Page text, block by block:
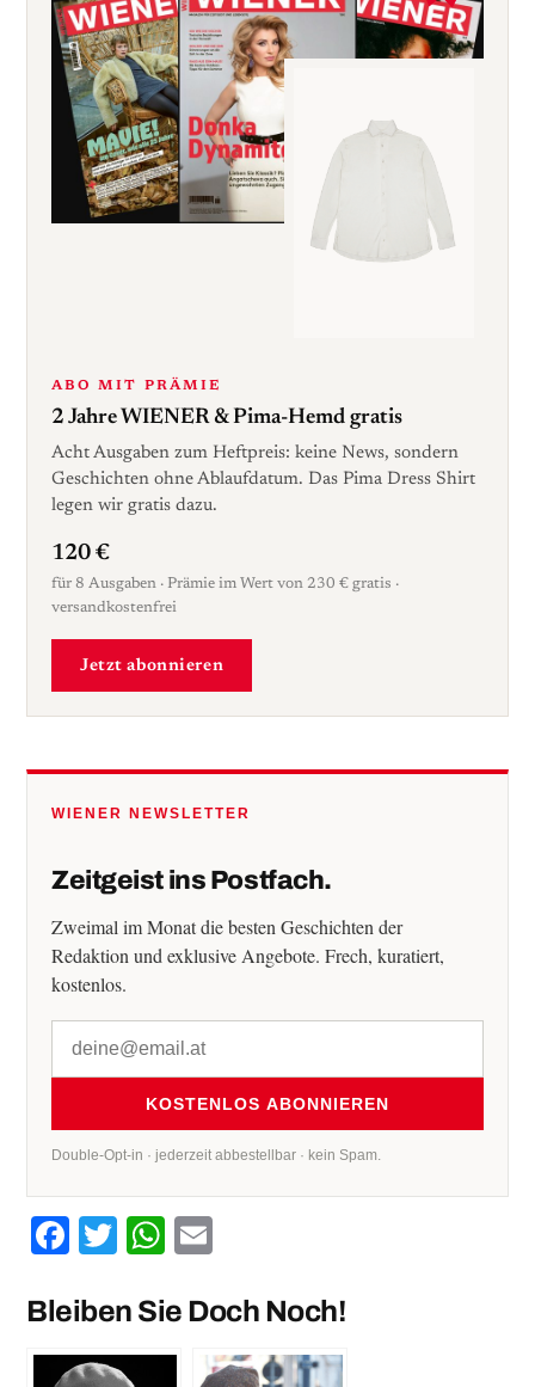
ABO MIT PRÄMIE
2 Jahre WIENER & Pima-Hemd gratis
Acht Ausgaben zum Heftpreis: keine News, sondern
Geschichten ohne Ablaufdatum. Das Pima Dress Shirt
legen wir gratis dazu.
120 €
für 8 Ausgaben · Prämie im Wert von 230 € gratis ·
versandkostenfrei
Jetzt abonnieren
WIENER NEWSLETTER
Zeitgeist ins Postfach.
Zweimal im Monat die besten Geschichten der
Redaktion und exklusive Angebote. Frech, kuratiert,
kostenlos.
KOSTENLOS ABONNIEREN
Double-Opt-in · jederzeit abbestellbar · kein Spam.
Facebook
TwitterWhatsApp
Bleiben Sie Doch Noch!